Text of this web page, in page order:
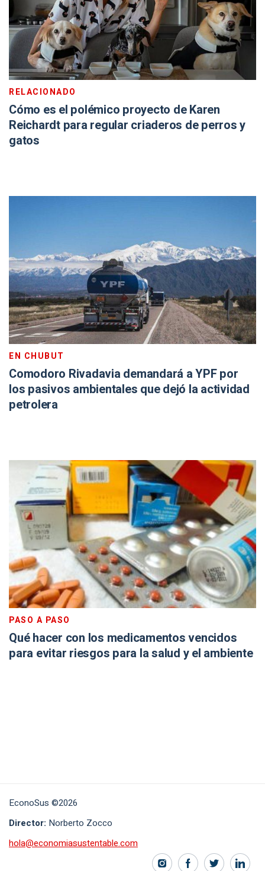
RELACIONADO
Cómo es el polémico proyecto de Karen
Reichardt para regular criaderos de perros y
gatos
EN CHUBUT
Comodoro Rivadavia demandará a YPF por
los pasivos ambientales que dejó la actividad
petrolera
PASO A PASO
Qué hacer con los medicamentos vencidos
para evitar riesgos para la salud y el ambiente
EconoSus ©2026
Director: Norberto Zocco
hola@economiasustentable.com